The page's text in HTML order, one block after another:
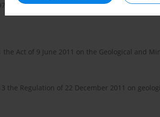
the Regulation of 9 November 2010 on
the Act of 9 June 2011 on the Geological and
the Regulation of 22 December 2011 on